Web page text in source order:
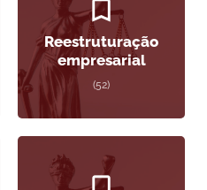
Reestruturação
empresarial
(52)